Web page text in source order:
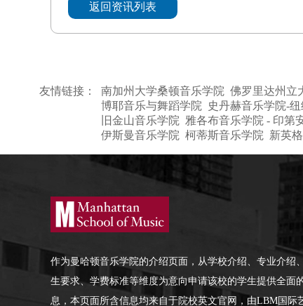
返回资讯列表
友情链接： 南加州大学桑顿音乐学院 佛罗里达州立
博耶音乐与舞蹈学院
史丹赫音乐学院-
旧金山音乐学院 雅各布音乐学院 - 印第
伊斯曼音乐学院 柯蒂斯音乐学院 新英
作为曼哈顿音乐学院的介绍页面，从学校介绍、专业介绍
生要求、学费标准等维度为意向申请该校的学生提供全面
息，本页面所含信息均来自于院校英文官网，由LBM国际